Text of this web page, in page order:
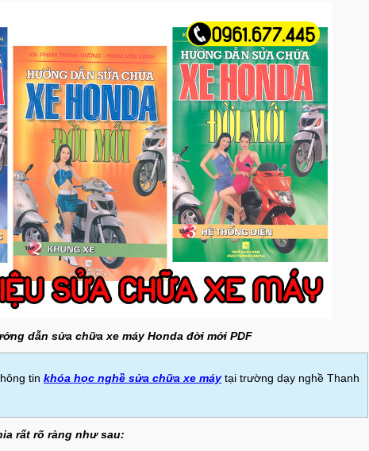
dẫn sửa chữa xe máy Honda đời mới PDF
tin khóa học nghề sửa chữa xe máytại trường dạy nghề Thanh
rất rõ ràng như sau: